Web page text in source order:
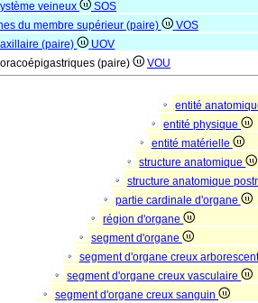
veineux
SOS
du membre supérieur (paire)
VOS
(paire)
UOV
(paire) VOU
entité
entité physique
entité matérielle
structure anatomique
structure anatomique
partie cardinale d'organe
région d'organe
segment d'organe
segment d'organe creux
segment d'organe creux vasculaire
segment d'organe creux sanguin